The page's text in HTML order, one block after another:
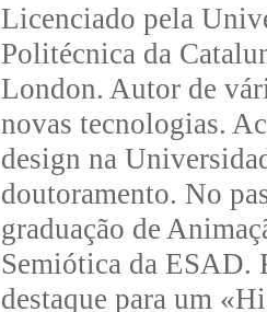
Licenciado pela
Politécnica da
London. Autor de
novas tecnologias.
design na
doutoramento. No
graduação de
Semiótica da ESAD.
destaque para um